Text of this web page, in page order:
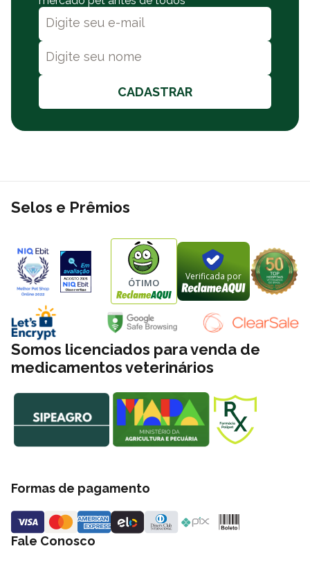
CADASTRAR
Selos e Prêmios
ÓTIMO Verificada por
Somos licenciados para venda de
medicamentos veterinários
Formas de pagamento
Fale Conosco